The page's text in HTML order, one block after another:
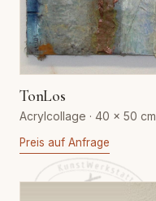
TonLos
Acrylcollage · 40 × 50 cm
Preis auf Anfrage